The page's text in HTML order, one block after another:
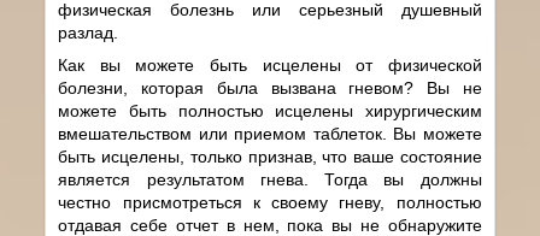
физическая болезнь или серьезный душевный
разлад.
Как вы можете быть исцелены от физической
болезни, которая была вызвана гневом? Вы не
можете быть полностью исцелены хирургическим
вмешательством или приемом таблеток. Вы можете
быть исцелены, только признав, что ваше состояние
является результатом гнева. Тогда вы должны
честно присмотреться к своему гневу, полностью
отдавая себе отчет в нем, пока вы не обнаружите